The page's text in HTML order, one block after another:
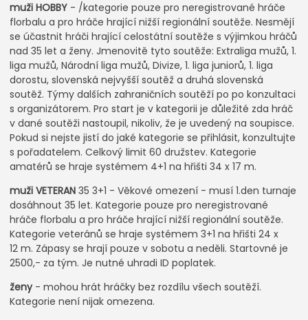
muži HOBBY - /kategorie pouze pro neregistrované hráče
florbalu a pro hráče hrající nižší regionální soutěže. Nesmějí
se účastnit hráči hrající celostátní soutěže s výjimkou hráčů
nad 35 let a ženy. Jmenovitě tyto soutěže: Extraliga mužů, 1.
liga mužů, Národní liga mužů, Divize, 1. liga juniorů, 1. liga
dorostu, slovenská nejvyšší soutěž a druhá slovenská
soutěž. Týmy dalších zahraničních soutěží po po konzultaci
s organizátorem. Pro start je v kategorii je důležité zda hráč
v dané soutěži nastoupil, nikoliv, že je uvedený na soupisce.
Pokud si nejste jistí do jaké kategorie se přihlásit, konzultujte
s pořadatelem. Celkový limit 60 družstev. Kategorie
amatérů se hraje systémem 4+1 na hřišti 34 x 17 m.
muži VETERAN 35 3+1 - Věkové omezení - musí 1.den turnaje
dosáhnout 35 let. Kategorie pouze pro neregistrované
hráče florbalu a pro hráče hrající nižší regionální soutěže.
Kategorie veteránů se hraje systémem 3+1 na hřišti 24 x
12 m. Zápasy se hrají pouze v sobotu a neděli. Startovné je
2500,- za tým. Je nutné uhradi ID poplatek.
ženy- mohou hrát hráčky bez rozdílu všech soutěží.
Kategorie není nijak omezena.